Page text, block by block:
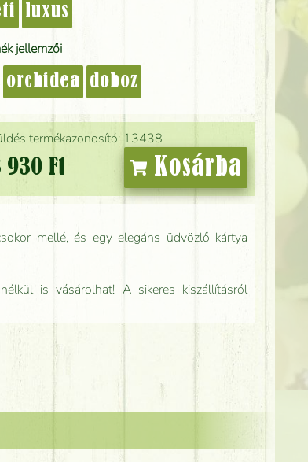
termékazonosító: 13438
930 Ft Kosárba
luxus
jellemzői
orchidea doboz
mellé, és egy elegáns üdvözlő kártya
is vásárolhat! A sikeres kiszállításról